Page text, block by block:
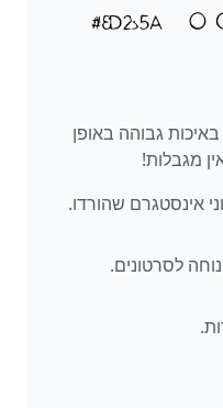
גבוהה באופן
מגבלות!
אינסטגרם שהורדו.
לסרטונים.